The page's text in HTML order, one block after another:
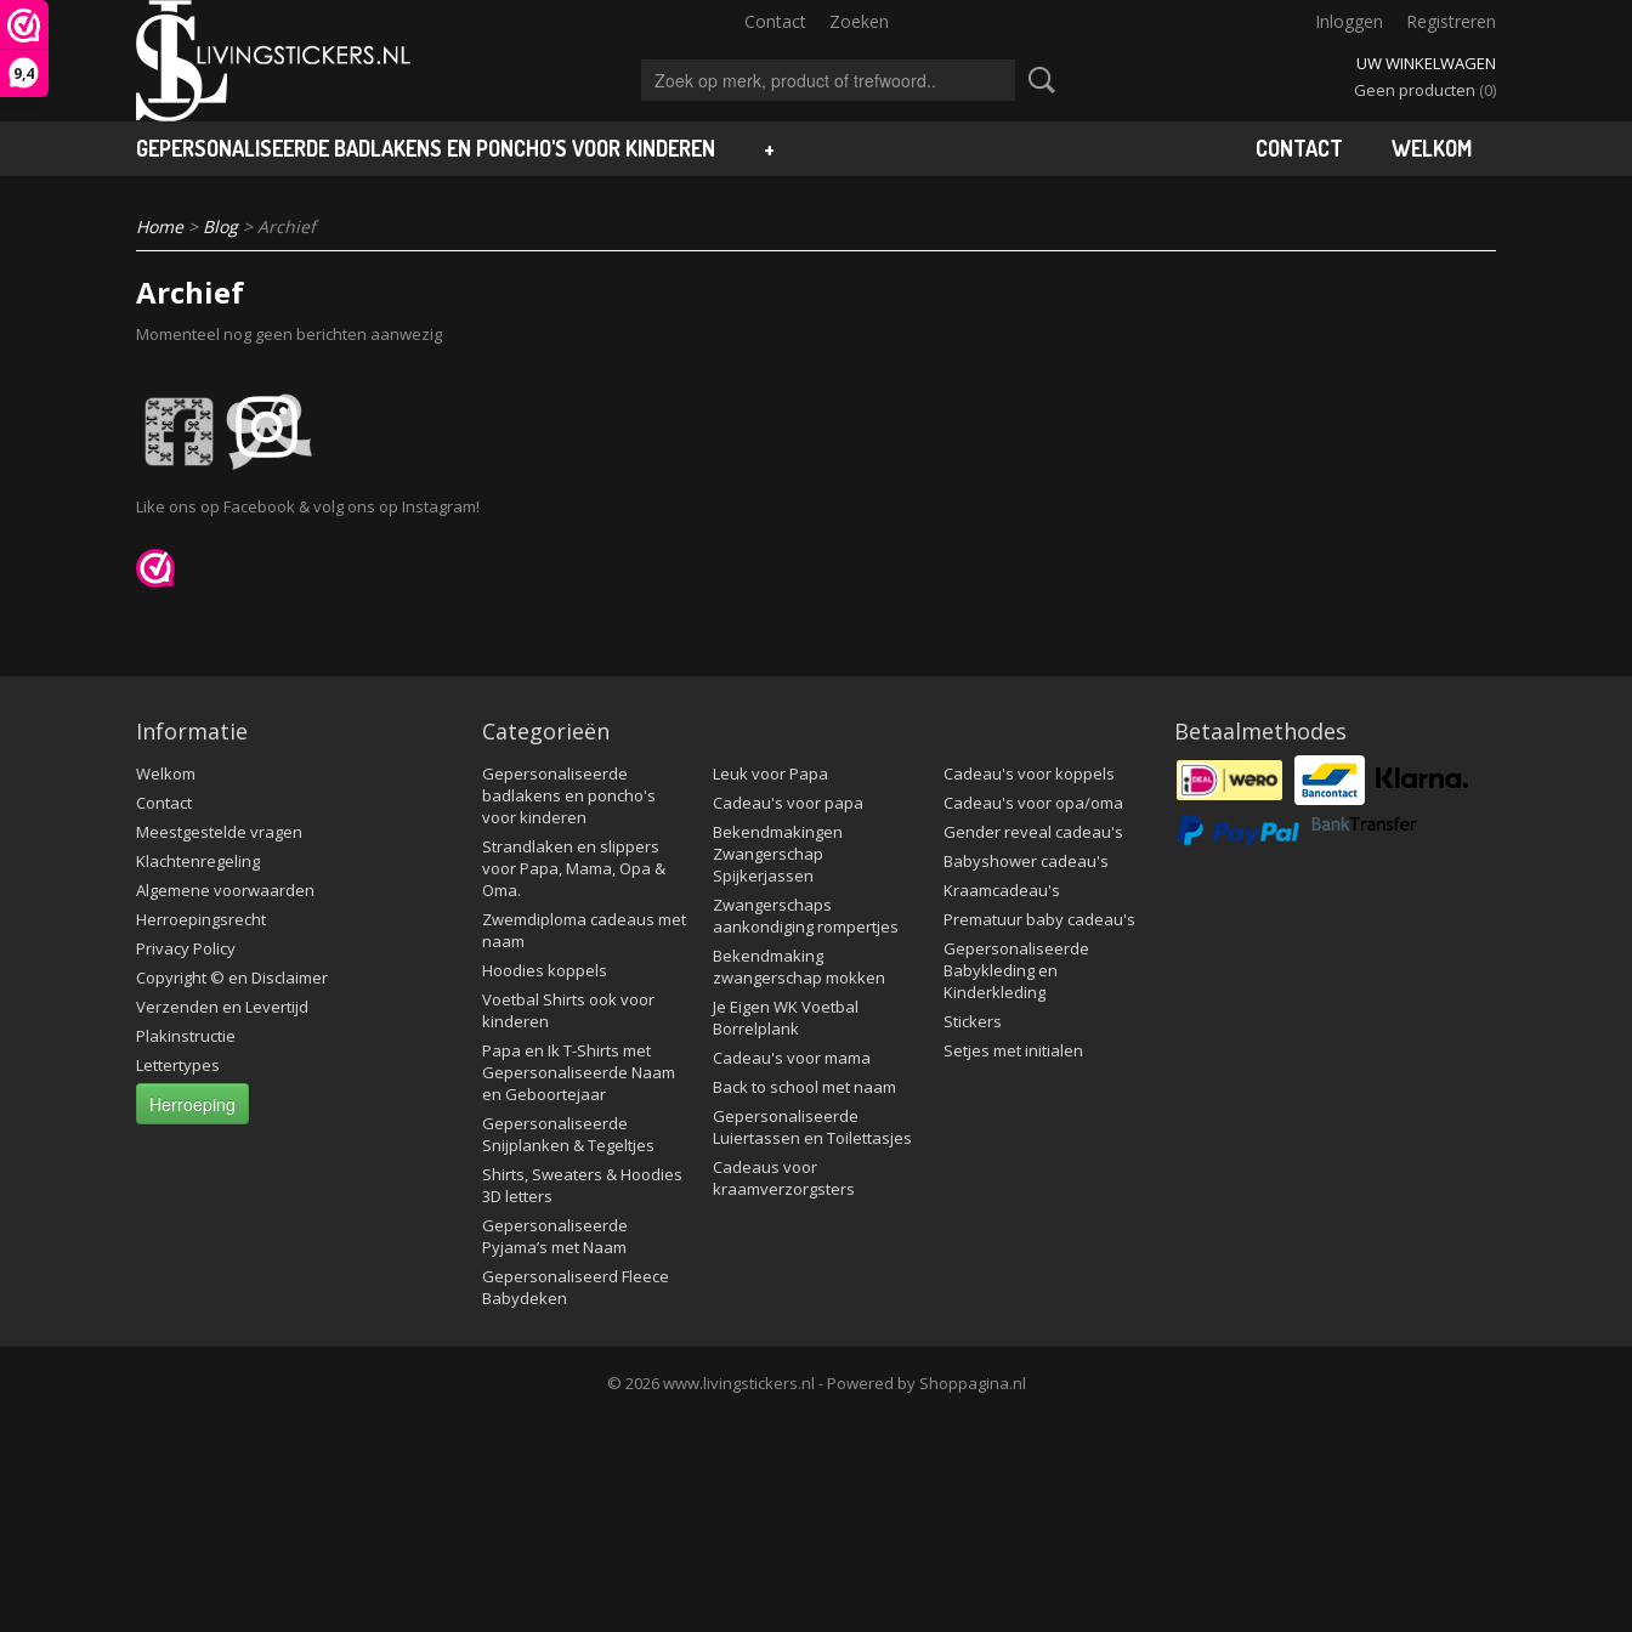
9,4
Contact Zoeken Inloggen Registreren
UW WINKELWAGEN
Geen producten (0)
WELKOM
CONTACT
GEPERSONALISEERDE BADLAKENS EN PONCHO'S VOOR KINDEREN +
Home> Blog> Archief
Archief
Momenteel nog geen berichten aanwezig
Like ons op Facebook & volg ons op Instagram!
Informatie
Welkom
Contact
Meestgestelde vragen
Klachtenregeling
Algemene voorwaarden
Herroepingsrecht
Privacy Policy
Copyright © en Disclaimer
Verzenden en Levertijd
Plakinstructie
Lettertypes
Herroeping
Categorieën
Gepersonaliseerde
badlakens en poncho's
voor kinderen
Strandlaken en slippers
voor Papa, Mama, Opa &
Oma.
Zwemdiploma cadeaus met
naam
Hoodies koppels
Voetbal Shirts ook voor
kinderen
Papa en Ik T-Shirts met
Gepersonaliseerde Naam
en Geboortejaar
Gepersonaliseerde
Snijplanken & Tegeltjes
Shirts, Sweaters & Hoodies
3D letters
Gepersonaliseerde
Pyjama’s met Naam
Gepersonaliseerd Fleece
Babydeken
Leuk voor Papa
Cadeau's voor papa
Bekendmakingen
Zwangerschap
Spijkerjassen
Zwangerschaps
aankondiging rompertjes
Bekendmaking
zwangerschap mokken
Je Eigen WK Voetbal
Borrelplank
Cadeau's voor mama
Back to school met naam
Gepersonaliseerde
Luiertassen en Toilettasjes
Cadeaus voor
kraamverzorgsters
Cadeau's voor koppels
Cadeau's voor opa/oma
Gender reveal cadeau's
Babyshower cadeau's
Kraamcadeau's
Prematuur baby cadeau's
Gepersonaliseerde
Babykleding en
Kinderkleding
Stickers
Setjes met initialen
Betaalmethodes
© 2026 www.livingstickers.nl - Powered by Shoppagina.nl